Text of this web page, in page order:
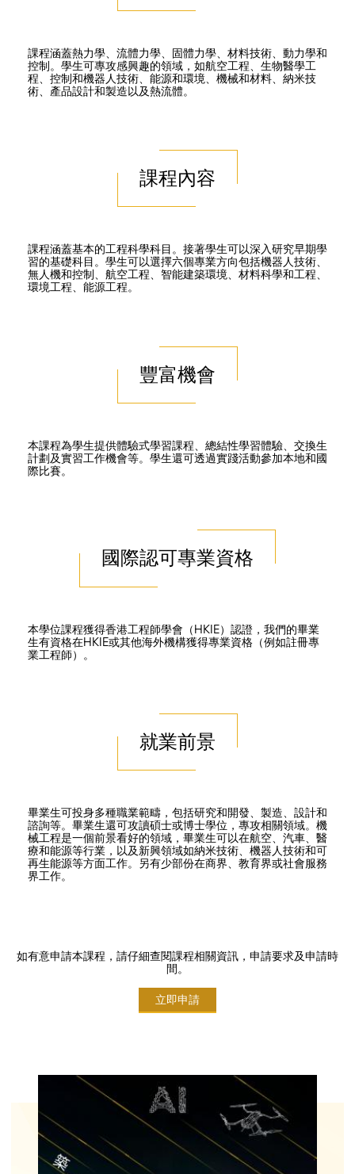
課程涵蓋熱力學、流體力學、固體力學、材料技術、動力學和
控制。學生可專攻感興趣的領域，如航空工程、生物醫學工
程、控制和機器人技術、能源和環境、機械和材料、納米技
術、產品設計和製造以及熱流體。
課程內容
課程涵蓋基本的工程科學科目。接著學生可以深入研究早期學
習的基礎科目。學生可以選擇六個專業方向包括機器人技術、
無人機和控制、航空工程、智能建築環境、材料科學和工程、
環境工程、能源工程。
豐富機會
本課程為學生提供體驗式學習課程、總結性學習體驗、交換生
計劃及實習工作機會等。學生還可透過實踐活動參加本地和國
際比賽。
國際認可專業資格
本學位課程獲得香港工程師學會（HKIE）認證，我們的畢業
生有資格在HKIE或其他海外機構獲得專業資格（例如註冊專
業工程師）。
就業前景
畢業生可投身多種職業範疇，包括研究和開發、製造、設計和
諮詢等。畢業生還可攻讀碩士或博士學位，專攻相關領域。機
械工程是一個前景看好的領域，畢業生可以在航空、汽車、醫
療和能源等行業，以及新興領域如納米技術、機器人技術和可
再生能源等方面工作。另有少部份在商界、教育界或社會服務
界工作。
如有意申請本課程，請仔細查閱課程相關資訊，申請要求及申請時
間。
立即申請